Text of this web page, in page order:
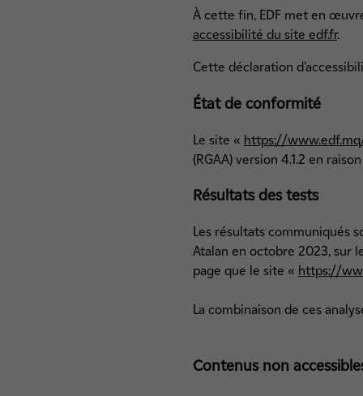
À cette fin, EDF met en
accessibilité du site edf.fr.
Cette déclaration
État de conformité
Le site « https://
(RGAA) version 4.1.2 en
Résultats des tests
Les résultats communiqués
Atalan en octobre 2023, sur
page que le site « https://
La combinaison de ces
Contenus non